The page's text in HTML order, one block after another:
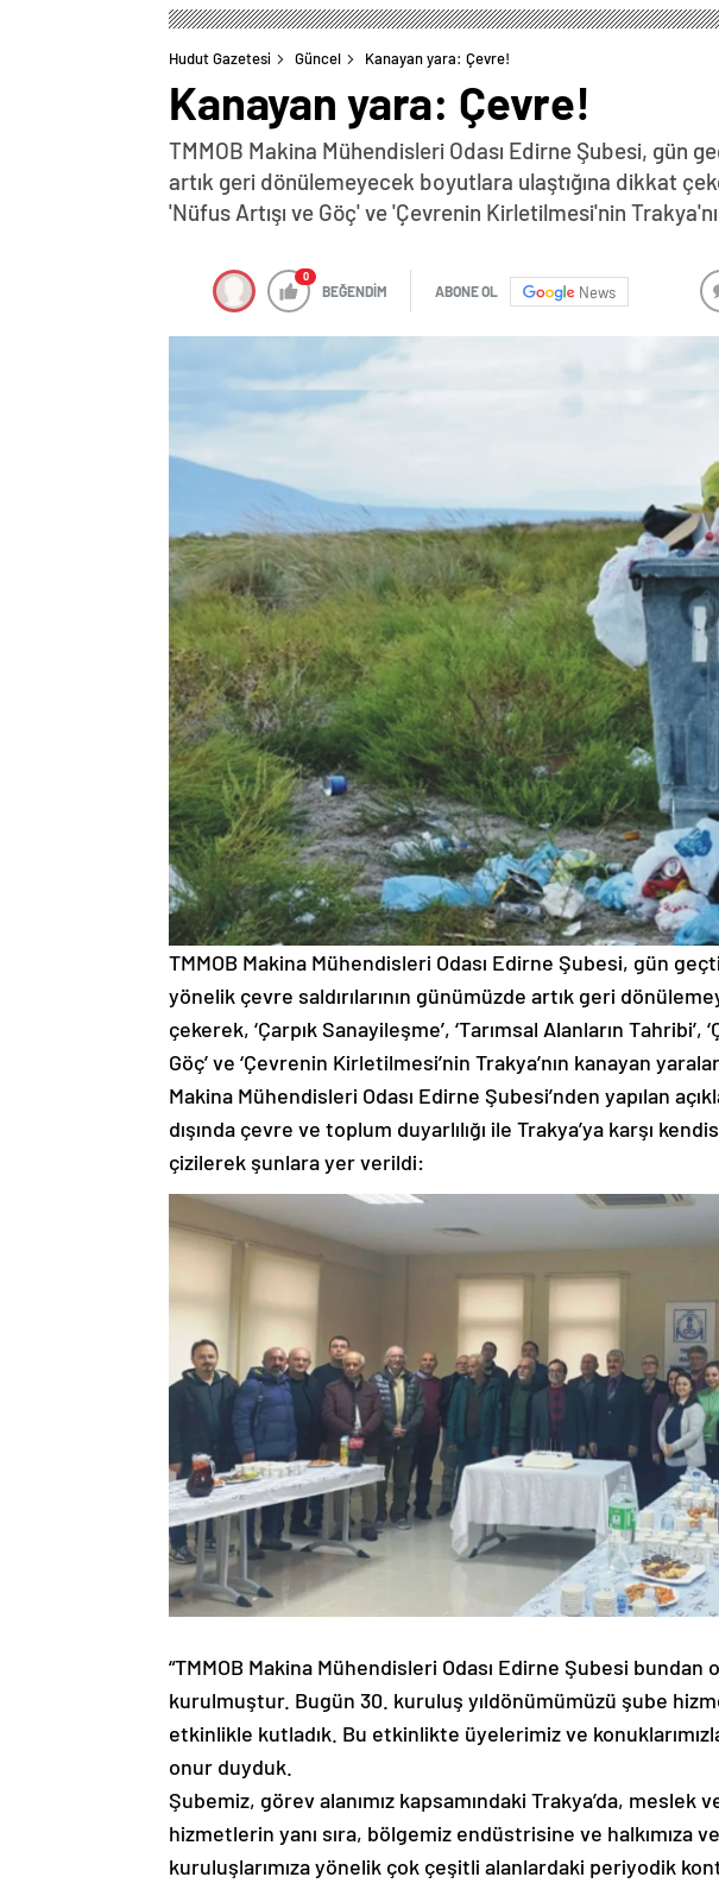
Hudut Gazetesi Güncel Kanayan yara: Çevre!
Kanayan yara: Çevre!
TMMOB Makina Mühendisleri Odası Edirne Şubesi, gün
artık geri dönülemeyecek boyutlara ulaştığına dikkat
'Nüfus Artışı ve Göç' ve 'Çevrenin Kirletilmesi'nin
0
BEĞENDİM ABONE OL News
TMMOB Makina Mühendisleri Odası Edirne Şubesi, gün
yönelik çevre saldırılarının günümüzde artık geri
çekerek, ‘Çarpık Sanayileşme’, ‘Tarımsal Alanların Tahribi’,
Göç’ ve ‘Çevrenin Kirletilmesi’nin Trakya’nın kanayan
Makina Mühendisleri Odası Edirne Şubesi’nden yapılan
dışında çevre ve toplum duyarlılığı ile Trakya’ya karşı
çizilerek şunlara yer verildi:
“TMMOB Makina Mühendisleri Odası Edirne Şubesi
kurulmuştur. Bugün 30. kuruluş yıldönümümüzü şube
etkinlikle kutladık. Bu etkinlikte üyelerimiz ve
onur duyduk.
Şubemiz, görev alanımız kapsamındaki Trakya’da, meslek
hizmetlerin yanı sıra, bölgemiz endüstrisine ve halkımıza
kuruluşlarımıza yönelik çok çeşitli alanlardaki periyodik